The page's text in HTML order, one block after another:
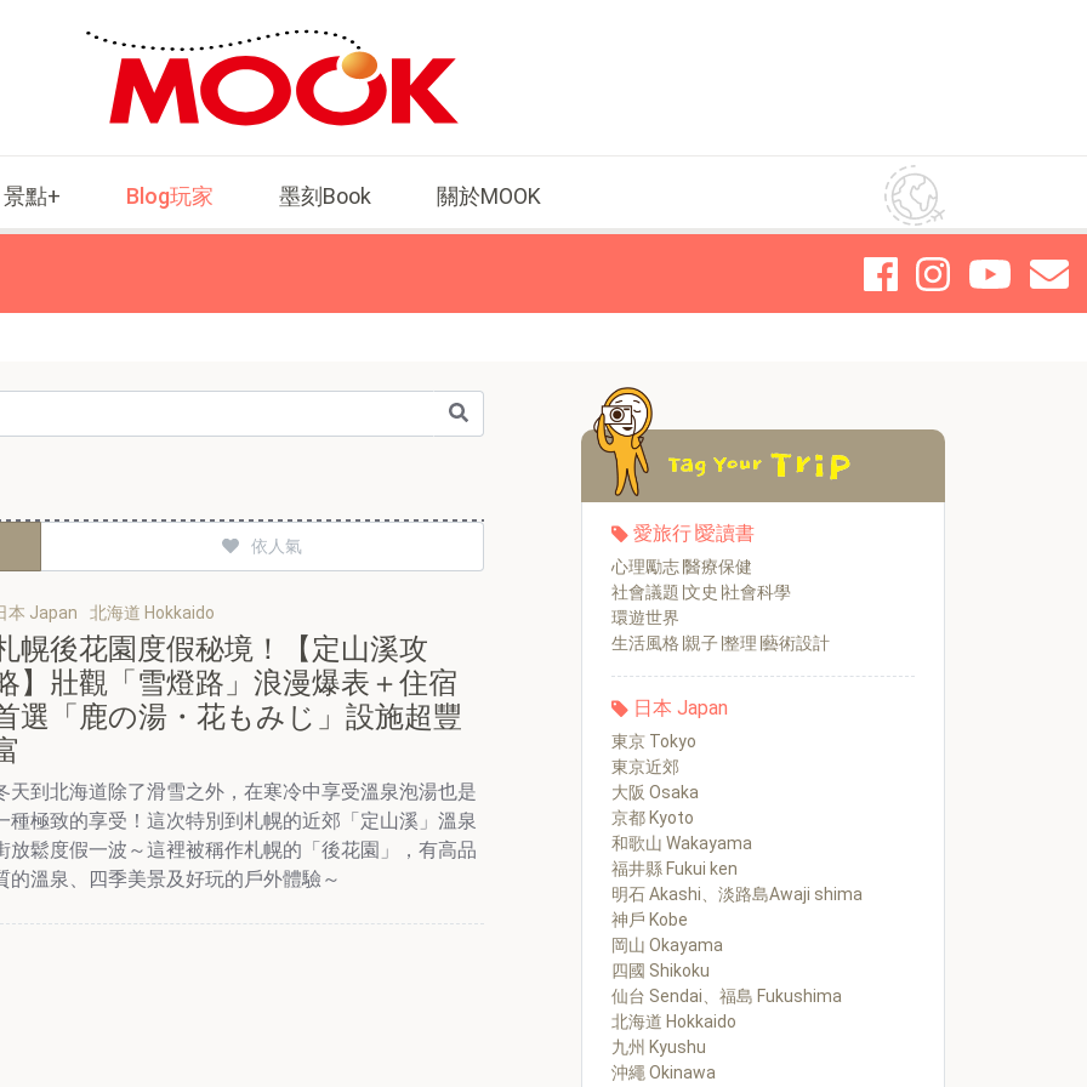
景點+ Blog玩家 墨刻Book 關於MOOK
依人氣
本 Japan 北海道 Hokkaido
幌後花園度假秘境！【定山溪攻
】壯觀「雪燈路」浪漫爆表＋住宿
選「鹿の湯・花もみじ」設施超豐
天到北海道除了滑雪之外，在寒冷中享受溫泉泡湯也是
種極致的享受！這次特別到札幌的近郊「定山溪」溫泉
放鬆度假一波～這裡被稱作札幌的「後花園」，有高品
的溫泉、四季美景及好玩的戶外體驗～
愛旅行∣愛讀書
心理勵志∣醫療保健
社會議題∣文史∣社會科學
環遊世界
生活風格∣親子∣整理∣藝術設計
日本 Japan
東京 Tokyo
東京近郊
大阪 Osaka
京都 Kyoto
和歌山 Wakayama
福井縣 Fukui ken
明石 Akashi、淡路島Awaji shima
神戶 Kobe
岡山 Okayama
四國 Shikoku
仙台 Sendai、福島 Fukushima
北海道 Hokkaido
九州 Kyushu
沖繩 Okinawa